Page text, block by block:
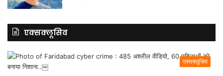
एक्सक्लूसिव
एक्सक्लूसिव